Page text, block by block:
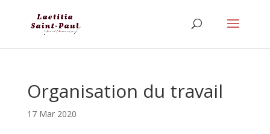
Organisation du travail
17 Mar 2020